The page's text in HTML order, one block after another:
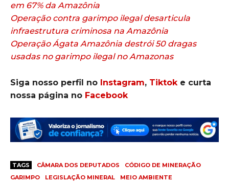
em 67% da Amazônia
Operação contra garimpo ilegal desarticula
infraestrutura criminosa na Amazônia
Operação Ágata Amazônia destrói 50 dragas
usadas no garimpo ilegal no Amazonas
Siga nosso perfil no Instagram, Tiktoke curta
nossa página no Facebook
TAGS CÂMARA DOS DEPUTADOS
CÓDIGO DE MINERAÇÃO
GARIMPO
LEGISLAÇÃO MINERAL MEIO AMBIENTE